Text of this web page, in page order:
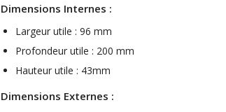
579,00 €649,00 €
Car Amplifier 4x100W...
135,99 €159,99 €
Dimensions Internes :
Largeur utile : 96 mm
Profondeur utile : 200 mm
Hauteur utile : 43mm
Dimensions Externes :